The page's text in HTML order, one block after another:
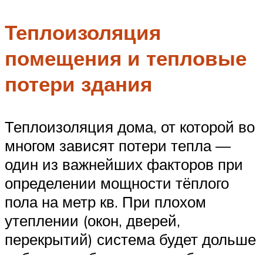
Теплоизоляция
помещения и тепловые
потери здания
Теплоизоляция дома, от которой во
многом зависят потери тепла —
один из важнейших факторов при
определении мощности тёплого
пола на метр кв. При плохом
утеплении (окон, дверей,
перекрытий) система будет дольше